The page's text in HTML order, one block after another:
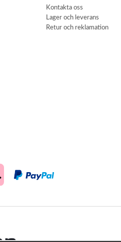
Kontakta oss
Lager och leverans
Retur och reklamation